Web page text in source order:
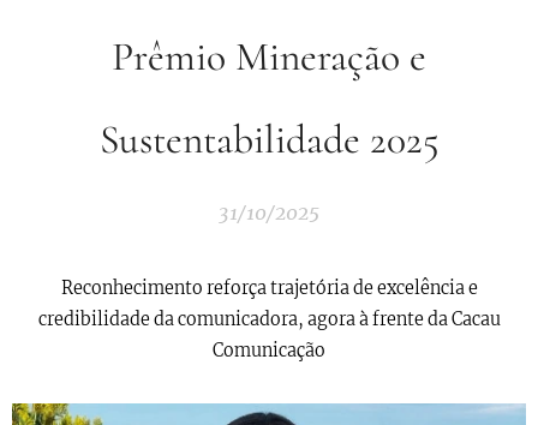
Prêmio Mineração e
Sustentabilidade 2025
31/10/2025
Reconhecimento reforça trajetória de excelência e
credibilidade da comunicadora, agora à frente da Cacau
Comunicação